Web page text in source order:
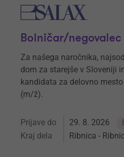
Bolničar/
Za našega naročnika,
dom za starejše v Sloveniji
kandidata za delovno
(m/ž).
Prijave do 29. 8. 2026
Kraj dela Ribnica -